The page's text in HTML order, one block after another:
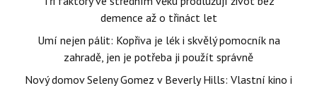
demence až o třináct let
Umí nejen pálit: Kopřiva je lék i skvělý pomocník na
zahradě, jen je potřeba ji použít správně
Nový domov Seleny Gomez v Beverly Hills: Vlastní kino i